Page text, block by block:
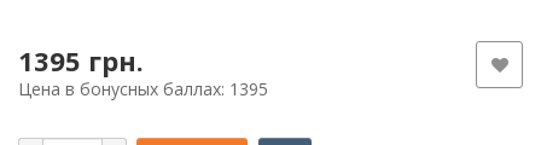
1395 грн.
Цена в бонусных баллах: 1395